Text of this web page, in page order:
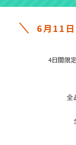
6月11日
4日間限
全